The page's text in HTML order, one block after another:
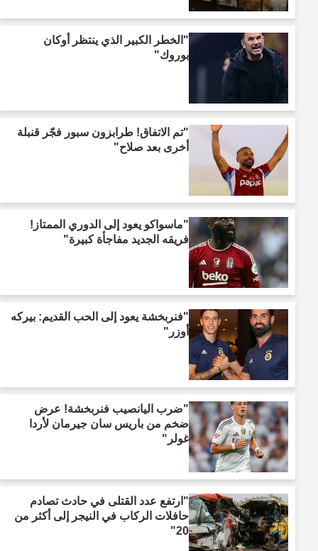
"الخطر الكبير الذي ينتظر أوكان
بوروك"
"تم الاتفاق! طرابزون سبور فجّر قنبلة
أخرى بعد صلاح"
"ماسواكو يعود إلى الدوري الممتاز!
فريقه الجديد مفاجأة كبيرة"
"فنربخشة يعود إلى الحب القديم: بيركه
أوزر"
"ضرب اليانصيب فنربخشة! عرض
ضخم من باريس سان جيرمان لأردا
غولر"
"ارتفع عدد القتلى في حادث تصادم
حافلات الركاب في النيجر إلى أكثر من
20"